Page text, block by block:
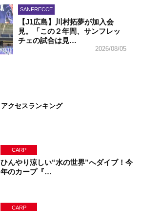
SANFRECCE
【J1広島】川村拓夢が加入会
見。「この２年間、サンフレッ
チェの試合は見…
2026/08/05
アクセスランキング
CARP
ひんやり涼しい“水の世界”へダイブ！今
年のカープ『…
CARP